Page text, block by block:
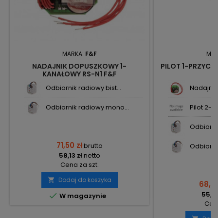
MARKA: F&F
NADAJNIK DOPUSZKOWY 1-
KANAŁOWY RS-N1 F&F
Odbiornik radiowy bist...
Odbiornik radiowy mono...
71,50 złbrutto
58,13 złnetto
Cena za szt.
 Dodaj do koszyka
 W magazynie
PILOT 1-
Pilot 2-